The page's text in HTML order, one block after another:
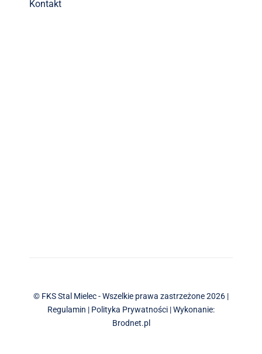
Kontakt
© FKS Stal Mielec - Wszelkie prawa zastrzeżone 2026 |
Regulamin | Polityka Prywatności | Wykonanie:
Brodnet.pl